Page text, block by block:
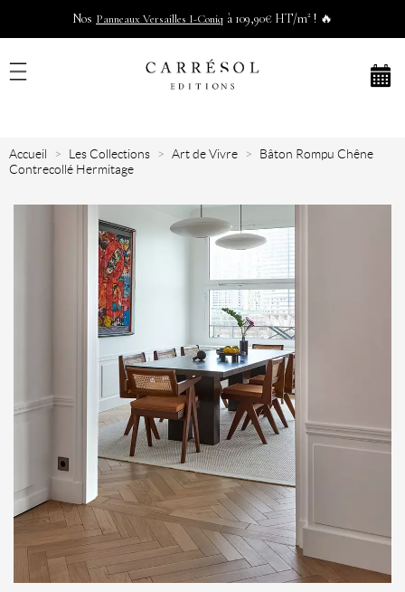
Nos Panneaux Versailles I-Coniq à 109,90€ HT/m² ! 🔥
Accueil Les Collections Art de Vivre
Bâton Rompu Chêne
Contrecollé Hermitage